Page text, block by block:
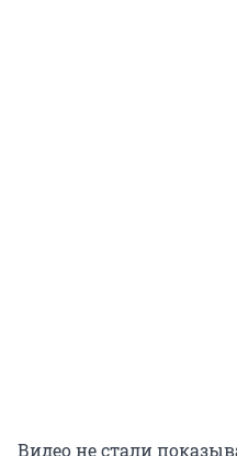
Видео не стали